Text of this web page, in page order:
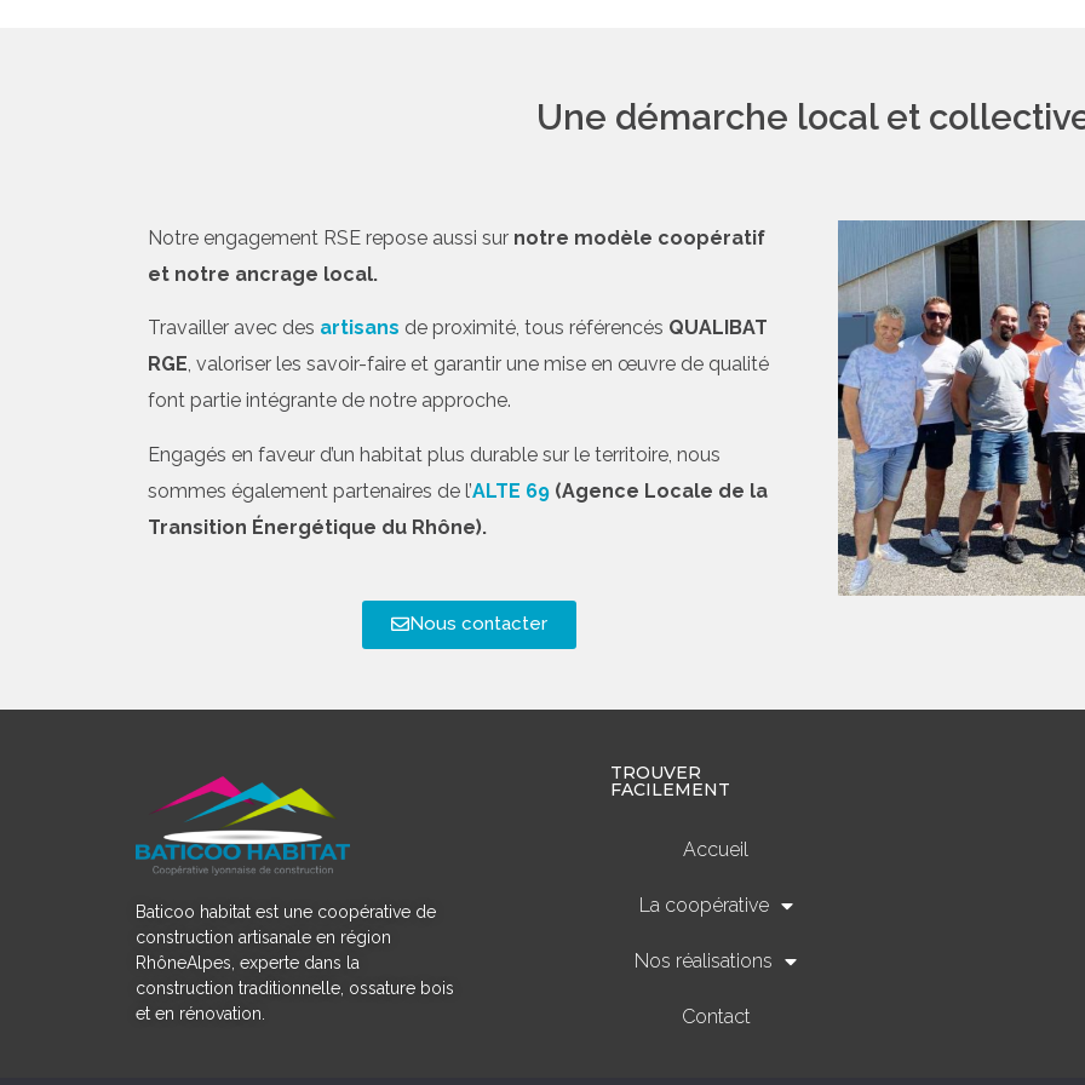
Une démarche local et
Notre engagement RSE repose aussi sur notre modèle coopératif
et notre ancrage local.
Travailler avec des artisans de proximité, tous référencés QUALIBAT
RGE, valoriser les savoir-faire et garantir une mise en œuvre de qualité
font partie intégrante de notre approche.
Engagés en faveur d’un habitat plus durable sur le territoire, nous
sommes également partenaires de l’ALTE 69 (Agence Locale de la
Transition Énergétique du Rhône).
Nous contacter
Baticoo habitat est une coopérative de
construction artisanale en région
RhôneAlpes, experte dans la
construction traditionnelle, ossature bois
et en rénovation.
TROUVER
FACILEMENT
Accueil
La coopérative
Nos réalisations
Contact